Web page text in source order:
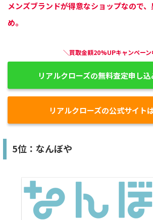
メンズブランドが得意なショップなので
め。
＼買取金額20%UPキャンペーン
リアルクローズの無料査定申し
リアルクローズの公式サイト
5位：なんぼや